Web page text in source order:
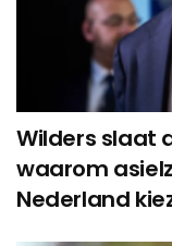
Wilders slaat
waarom
Nederland